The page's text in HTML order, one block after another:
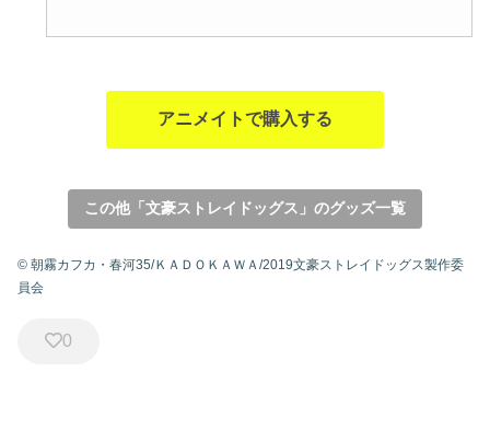
アニメイトで購入する
この他「文豪ストレイドッグス」のグッズ一覧
© 朝霧カフカ・春河35/ＫＡＤＯＫＡＷＡ/2019文豪ストレイドッグス製作委
員会
0